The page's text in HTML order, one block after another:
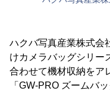
ハクバ写真産業株式会
けカメラバッグシリー
合わせて機材収納をア
「GW-PRO ズームバ